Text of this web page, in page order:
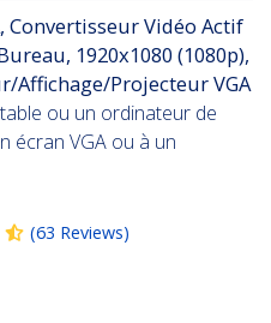
Convertisseur Vidéo Actif
1920x1080 (1080p),
Affichage/Projecteur VGA
ou un ordinateur de
écran VGA ou à un
(63 Reviews)